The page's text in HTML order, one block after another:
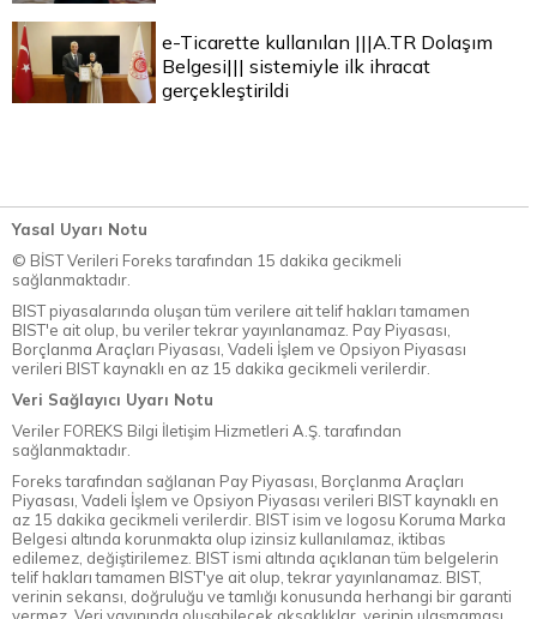
e-Ticarette kullanılan |||A.TR Dolaşım
Belgesi||| sistemiyle ilk ihracat
gerçekleştirildi
Yasal Uyarı Notu
© BİST Verileri Foreks tarafından 15 dakika gecikmeli
sağlanmaktadır.
BIST piyasalarında oluşan tüm verilere ait telif hakları tamamen
BIST'e ait olup, bu veriler tekrar yayınlanamaz. Pay Piyasası,
Borçlanma Araçları Piyasası, Vadeli İşlem ve Opsiyon Piyasası
verileri BIST kaynaklı en az 15 dakika gecikmeli verilerdir.
Veri Sağlayıcı Uyarı Notu
Veriler FOREKS Bilgi İletişim Hizmetleri A.Ş. tarafından
sağlanmaktadır.
Foreks tarafından sağlanan Pay Piyasası, Borçlanma Araçları
Piyasası, Vadeli İşlem ve Opsiyon Piyasası verileri BIST kaynaklı en
az 15 dakika gecikmeli verilerdir. BIST isim ve logosu Koruma Marka
Belgesi altında korunmakta olup izinsiz kullanılamaz, iktibas
edilemez, değiştirilemez. BIST ismi altında açıklanan tüm belgelerin
telif hakları tamamen BIST'ye ait olup, tekrar yayınlanamaz. BIST,
verinin sekansı, doğruluğu ve tamlığı konusunda herhangi bir garanti